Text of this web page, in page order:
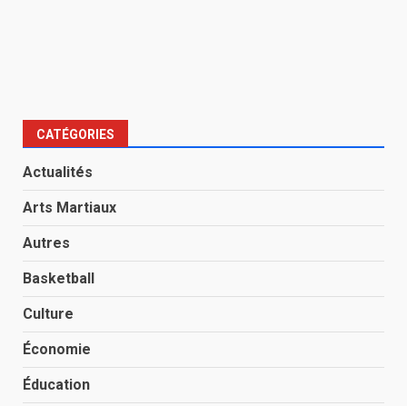
CATÉGORIES
Actualités
Arts Martiaux
Autres
Basketball
Culture
Économie
Éducation